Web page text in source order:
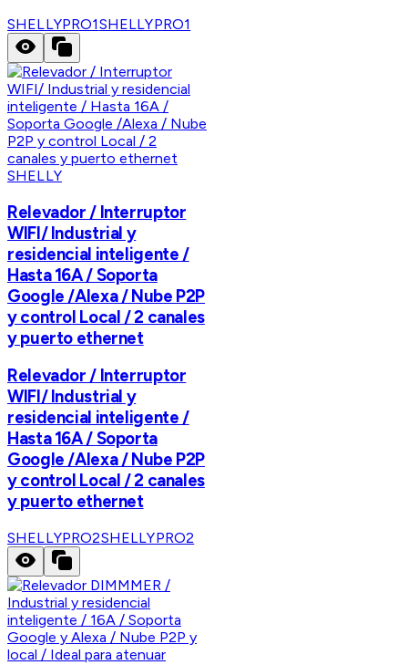
SHELLYPRO1SHELLYPRO1
SHELLY
Relevador / Interruptor
WIFI/ Industrial y
residencial inteligente /
Hasta 16A / Soporta
Google /Alexa / Nube P2P
y control Local / 2 canales
y puerto ethernet
Relevador / Interruptor
WIFI/ Industrial y
residencial inteligente /
Hasta 16A / Soporta
Google /Alexa / Nube P2P
y control Local / 2 canales
y puerto ethernet
SHELLYPRO2SHELLYPRO2